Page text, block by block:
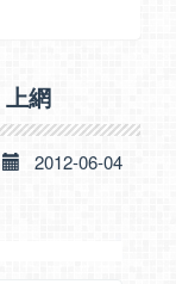
網
2012-06-04